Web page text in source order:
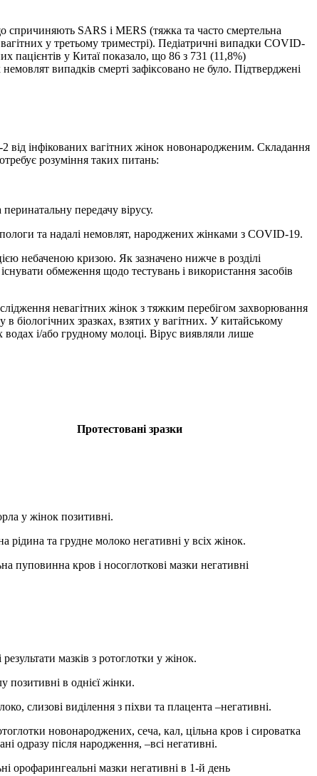
спричиняють SARS і MERS (тяжка та часто смертельна
у третьому триместрі). Педіатричні випадки COVID-
пацієнтів у Китаї показало, що 86 з 731 (11,8%)
випадків смерті зафіксовано не було. Підтверджені
2 від інфікованих вагітних жінок новонародженим. Складання
розуміння таких питань:
передачу вірусу.
та надалі немовлят, народжених жінками з COVID-19.
небаченою кризою. Як зазначено нижче в розділі
обмеження щодо тестувань і використання засобів
невагітних жінок з тяжким перебігом захворювання
біологічних зразках, взятих у вагітних. У китайському
водах і/або грудному молоці. Вірус виявляли лише
Протестовані зразки
у жінок позитивні.
рідина та грудне молоко негативні у всіх жінок.
пуповинна кров і носоглоткові мазки негативні
мазків з ротоглотки у жінок.
позитивні в однієї жінки.
слизові виділення з піхви та плацента –негативні.
новонароджених, сеча, кал, цільна кров і сироватка
одразу після народження, –всі негативні.
орофарингеальні мазки негативні в 1-й день